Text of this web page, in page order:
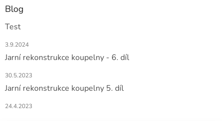
Blog
Test
3.9.2024
Jarní rekonstrukce koupelny - 6. díl
30.5.2023
Jarní rekonstrukce koupelny 5. díl
24.4.2023